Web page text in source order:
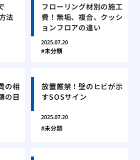
法
フローリング材別の施工
費！無垢、複合、クッシ
ョンフロアの違い
2025.07.20
未分類
の相
の目
放置厳禁！壁のヒビが示
すSOSサイン
2025.07.20
未分類